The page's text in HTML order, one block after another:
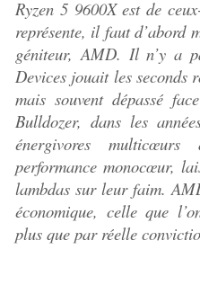
Ryzen 5 9600X est de
représente, il faut d’abord
géniteur, AMD. Il n’y a
Devices jouait les seconds
mais souvent dépassé
Bulldozer, dans les
énergivores
performance monocœur,
lambdas sur leur faim.
économique, celle que
plus que par réelle